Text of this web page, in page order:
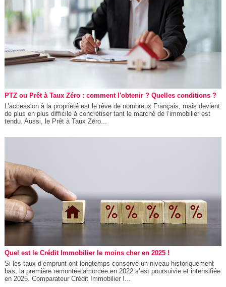
PTZ ou Prêt à Taux Zéro : comment l'obtenir ? Quelles conditions ?
L’accession à la propriété est le rêve de nombreux Français, mais devient
de plus en plus difficile à concrétiser tant le marché de l’immobilier est
tendu. Aussi, le Prêt à Taux Zéro...
Quel est le Crédit Immobilier le moins cher en 2025 !
Si les taux d’emprunt ont longtemps conservé un niveau historiquement
bas, la première remontée amorcée en 2022 s’est poursuivie et intensifiée
en 2025. Comparateur Crédit Immobilier !...